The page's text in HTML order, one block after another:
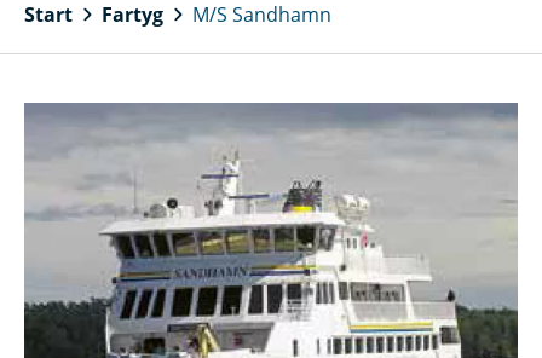
Start Fartyg M/S Sandhamn